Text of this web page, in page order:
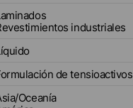
industriales
de tensioactivos
Oceanía